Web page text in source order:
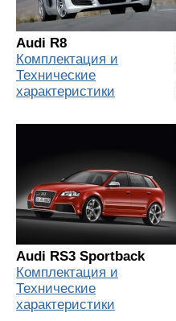
Audi R8
Комплектация и
Технические
характеристики
Audi RS3 Sportback
Комплектация и
Технические
характеристики